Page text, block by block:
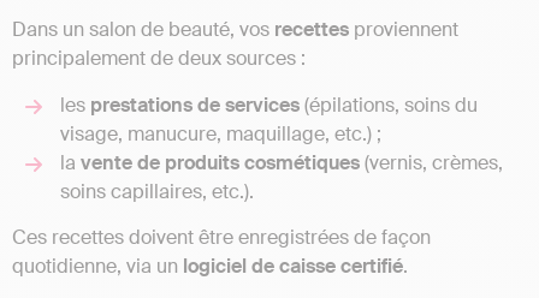
Dans un salon de beauté, vos recettes proviennent
principalement de deux sources :
les prestations de services(épilations, soins du
visage, manucure, maquillage, etc.) ;
la vente de produits cosmétiques(vernis, crèmes,
soins capillaires, etc.).
Ces recettes doivent être enregistrées de façon
quotidienne, via un logiciel de caisse certifié.